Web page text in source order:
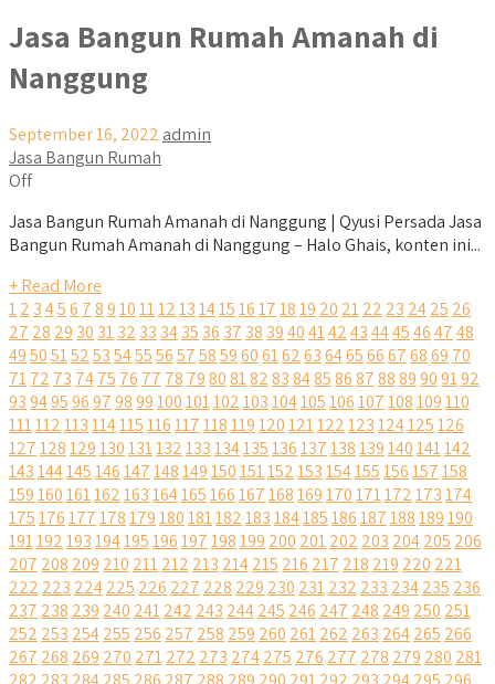
Jasa Bangun Rumah Amanah di
Nanggung
September 16, 2022 admin
Jasa Bangun Rumah
Off
Jasa Bangun Rumah Amanah di Nanggung | Qyusi Persada Jasa
Bangun Rumah Amanah di Nanggung – Halo Ghais, konten ini...
+ Read More
12 3456 78910111213141516171819 20 2122 23 2425 26
27 28 29 30 3132 33 3435 36 37 38 39404142434445464748
495051525354555657585960616263646566676869 70
7172 73 7475 76 77 78 7980818283848586878889909192
93949596979899100101102103104105106107108109110
111112113114115116117118119120121122123124125126
127128129130131132133134135136137138139140141142
143144145146147148149150151152153154155156157158
159160161162163164165166167168169170171172173174
175176177178179180181182183184185186187188189190
191192193194195196197198199 200 201202 203 204205 206
207 208 209 210 211212 213 214215 216 217 218 219 220 221
222 223 224225 226 227 228 229 230 231232 233 234235 236
237 238 239 240 241242 243 244245 246 247 248 249 250 251
252 253 254255 256 257 258 259 260 261262 263 264265 266
267 268 269 270 271272 273 274275 276 277 278 279 280 281